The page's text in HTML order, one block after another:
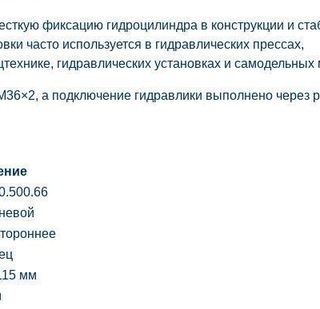
фиксацию гидроцилиндра в конструкции и
часто используется в гидравлических прессах,
гидравлических установках и самодельных
, а подключение гидравлики выполнено через
мм